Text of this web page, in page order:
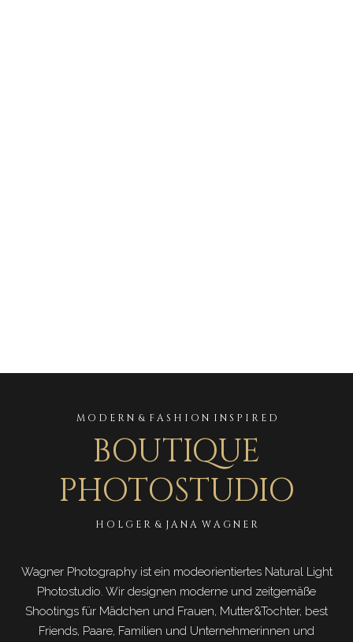
M O D E R N & F A S H I O N I N S P I R E D
BOUTIQUE
PHOTOSTUDIO
H O L G E R & J A N A W A G N E R
Wagner Photography ist ein modeorientiertes Natural Light
Photostudio. Wir designen moderne und zeitgemäße
Shootings für Mädchen und Frauen, Mutter&Tochter, best
Friends, Paare, Familien und Unternehmerinnen und